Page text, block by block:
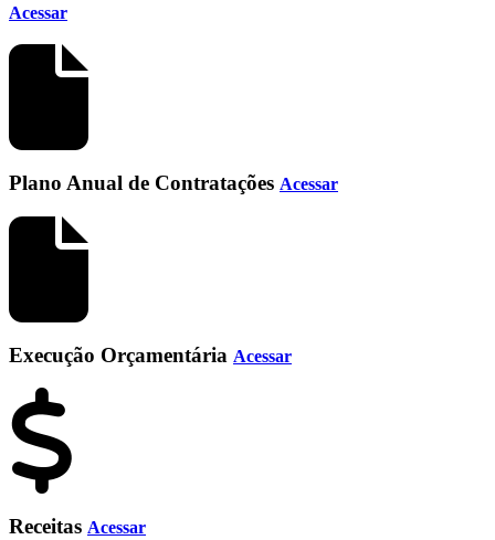
Acessar
Plano Anual de Contratações Acessar
Execução Orçamentária Acessar
Receitas Acessar